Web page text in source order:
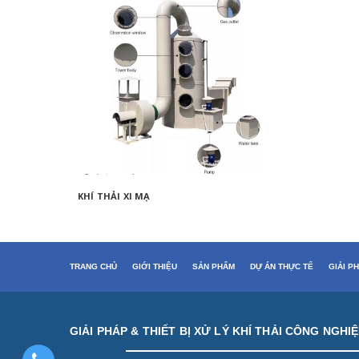
KHÍ THẢI XI MẠ
TRANG CHỦ GIỚI THIỆU SẢN PHẨM DỰ ÁN THỰC TẾ GIẢI
GIẢI PHÁP & THIẾT BỊ XỬ LÝ KHÍ THẢI CÔNG